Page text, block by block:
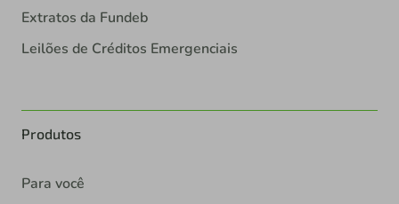
Extratos da Fundeb
Leilões de Créditos Emergenciais
Produtos
Para você